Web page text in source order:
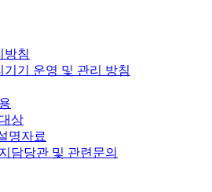
방침
기기 운영 및 관리 방침
상
명자료
담당관 및 관련문의